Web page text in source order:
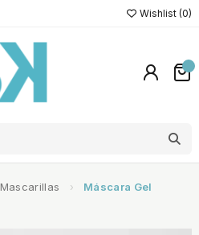
Wishlist (0)
Mascarillas
Máscara Gel